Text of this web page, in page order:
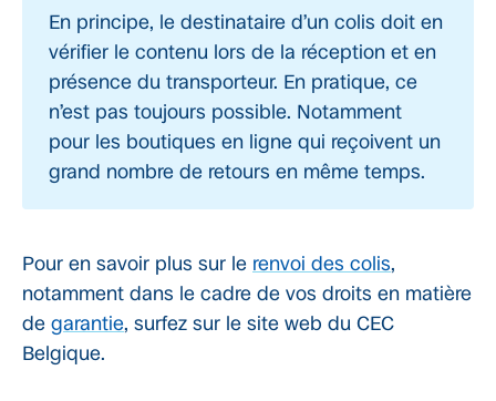
En principe, le destinataire d’un colis doit en
vérifier le contenu lors de la réception et en
présence du transporteur. En pratique, ce
n’est pas toujours possible. Notamment
pour les boutiques en ligne qui reçoivent un
grand nombre de retours en même temps.
Pour en savoir plus sur le renvoi des colis,
notamment dans le cadre de vos droits en matière
de garantie, surfez sur le site web du CEC
Belgique.